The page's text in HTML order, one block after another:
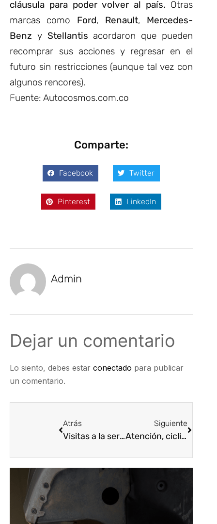
cláusula para poder volver al país. Otras
marcas como Ford, Renault, Mercedes-
Benz y Stellantisacordaron que pueden
recomprar sus acciones y regresar en el
futuro sin restricciones (aunque tal vez con
algunos rencores).
Fuente: Autocosmos.com.co
Comparte:
Facebook Twitter
Pinterest LinkedIn
Admin
Dejar un comentario
Lo siento, debes estar conectado para publicar
un comentario.
Atrás
Visitas a la serviteca, esencial para el cuidado de los vehículos
Siguiente
Atención, ciclistas: tengan mucho cuidado con los SUVs